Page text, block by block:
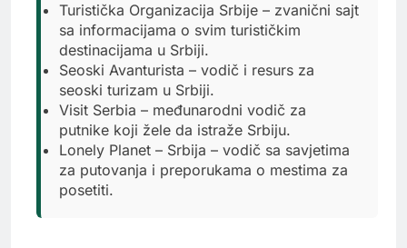
Turistička Organizacija Srbije – zvanični sajt
sa informacijama o svim turističkim
destinacijama u Srbiji.
Seoski Avanturista – vodič i resurs za
seoski turizam u Srbiji.
Visit Serbia – međunarodni vodič za
putnike koji žele da istraže Srbiju.
Lonely Planet – Srbija – vodič sa savjetima
za putovanja i preporukama o mestima za
posetiti.